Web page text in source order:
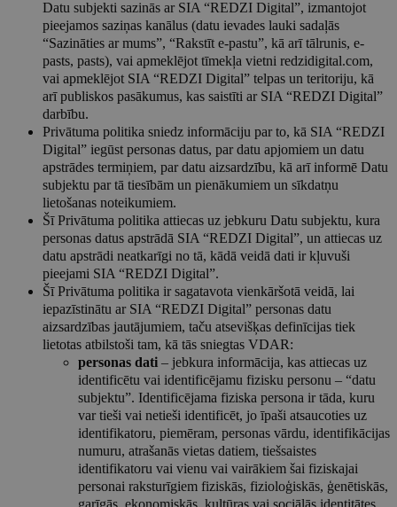
Datu subjekti sazinās ar SIA “REDZI Digital”, izmantojot
pieejamos saziņas kanālus (datu ievades lauki sadaļās
“Sazināties ar mums”, “Rakstīt e-pastu”, kā arī tālrunis, e-
pasts, pasts), vai apmeklējot tīmekļa vietni redzidigital.com,
vai apmeklējot SIA “REDZI Digital” telpas un teritoriju, kā
arī publiskos pasākumus, kas saistīti ar SIA “REDZI Digital”
darbību.
Privātuma politika sniedz informāciju par to, kā SIA “REDZI
Digital” iegūst personas datus, par datu apjomiem un datu
apstrādes termiņiem, par datu aizsardzību, kā arī informē Datu
subjektu par tā tiesībām un pienākumiem un sīkdatņu
lietošanas noteikumiem.
Šī Privātuma politika attiecas uz jebkuru Datu subjektu, kura
personas datus apstrādā SIA “REDZI Digital”, un attiecas uz
datu apstrādi neatkarīgi no tā, kādā veidā dati ir kļuvuši
pieejami SIA “REDZI Digital”.
Šī Privātuma politika ir sagatavota vienkāršotā veidā, lai
iepazīstinātu ar SIA “REDZI Digital” personas datu
aizsardzības jautājumiem, taču atsevišķas definīcijas tiek
lietotas atbilstoši tam, kā tās sniegtas VDAR:
personas dati – jebkura informācija, kas attiecas uz
identificētu vai identificējamu fizisku personu – “datu
subjektu”. Identificējama fiziska persona ir tāda, kuru
var tieši vai netieši identificēt, jo īpaši atsaucoties uz
identifikatoru, piemēram, personas vārdu, identifikācijas
numuru, atrašanās vietas datiem, tiešsaistes
identifikatoru vai vienu vai vairākiem šai fiziskajai
personai raksturīgiem fiziskās, fizioloģiskās, ģenētiskās,